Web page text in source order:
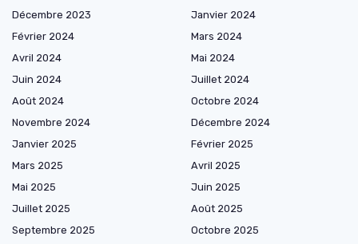
Décembre 2023
Janvier 2024
Février 2024
Mars 2024
Avril 2024
Mai 2024
Juin 2024
Juillet 2024
Août 2024
Octobre 2024
Novembre 2024
Décembre 2024
Janvier 2025
Février 2025
Mars 2025
Avril 2025
Mai 2025
Juin 2025
Juillet 2025
Août 2025
Septembre 2025
Octobre 2025